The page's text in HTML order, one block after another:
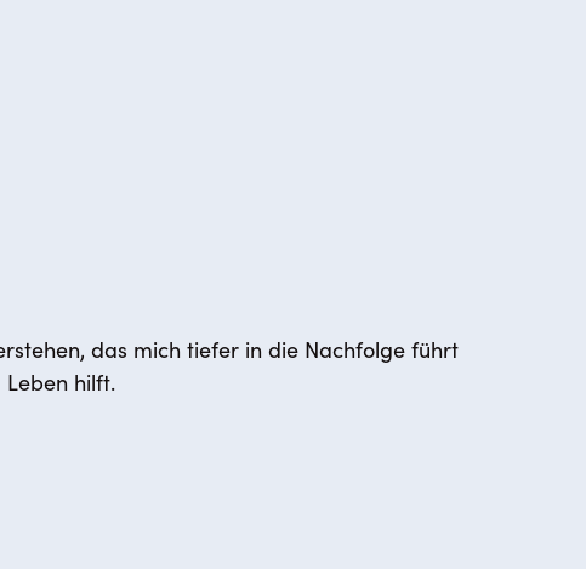
das mich tiefer in die Nachfolge führt
hilft.